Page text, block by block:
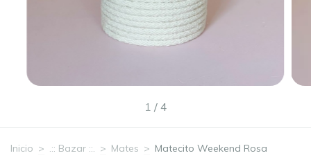
1 / 4
Inicio > .:: Bazar ::. > Mates > Matecito Weekend Rosa